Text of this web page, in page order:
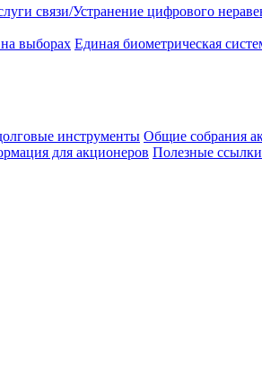
связи/Устранение цифрового
выборах Единая биометрическая
инструменты Общие собрания
для акционеров Полезные ссылки